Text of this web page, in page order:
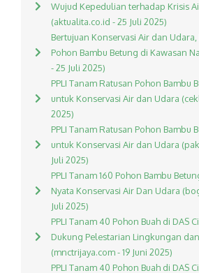
Wujud Kepedulian terhadap Krisis
(aktualita.co.id - 25 Juli 2025)
Bertujuan Konservasi Air dan Udara,
Pohon Bambu Betung di Kawasan
- 25 Juli 2025)
PPLI Tanam Ratusan Pohon Bambu
untuk Konservasi Air dan Udara
2025)
PPLI Tanam Ratusan Pohon Bambu
untuk Konservasi Air dan Udara
Juli 2025)
PPLI Tanam 160 Pohon Bambu
Nyata Konservasi Air Dan Udara
Juli 2025)
PPLI Tanam 40 Pohon Buah di DAS
Dukung Pelestarian Lingkungan
(mnctrijaya.com - 19 Juni 2025)
PPLI Tanam 40 Pohon Buah di DAS